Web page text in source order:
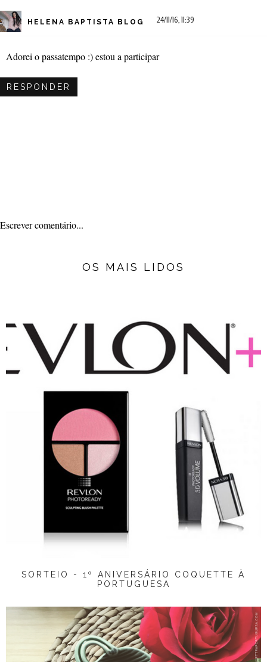
HELENA BAPTISTA BLOG 24/11/16, 11:39
Adorei o passatempo :) estou a participar
RESPONDER
Escrever comentário...
OS MAIS LIDOS
SORTEIO - 1º ANIVERSÁRIO COQUETTE À
PORTUGUESA